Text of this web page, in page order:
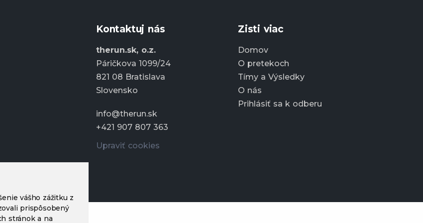
vášho zážitku z
prispôsobený
stránok a na
Kontaktuj nás
therun.sk, o.z.
Páričkova 1099/24
821 08 Bratislava
Slovensko
info@therun.sk
+421 907 807 363
Upraviť cookies
Zisti viac
Domov
O pretekoch
Tímy a Výsledky
O nás
Prihlásiť sa k odberu